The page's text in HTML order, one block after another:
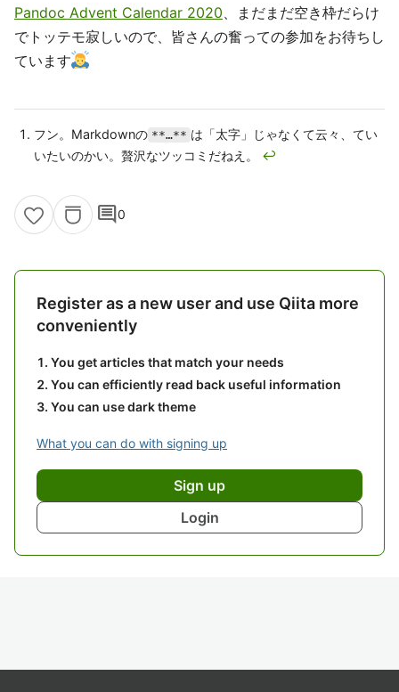
Pandoc Advent Calendar 2020 、まだまだ空き枠だらけ
でトッテモ寂しいので、皆さんの奮っての参加をお待ちし
ています
フン。Markdownの **…** は「太字」じゃなくて云々、てい
いたいのかい。贅沢なツッコミだねえ。 ↩
comment0
Register as a new user and use Qiita more
conveniently
You get articles that match your needs
You can efficiently read back useful information
You can use dark theme
What you can do with signing up
Sign up
Login